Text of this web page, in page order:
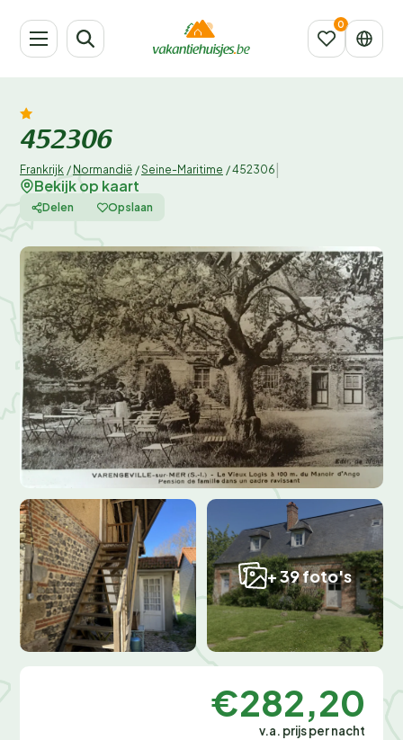
452306
Frankrijk / Normandië /Seine-Maritime /452306
Bekijk op kaart
Delen Opslaan
+ 39 foto's
€282,20
v.a. prijs per nacht